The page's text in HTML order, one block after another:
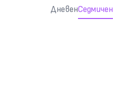
ДневенСедмичен